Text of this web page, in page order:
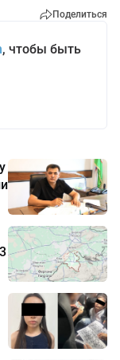
Поделиться
, чтобы быть